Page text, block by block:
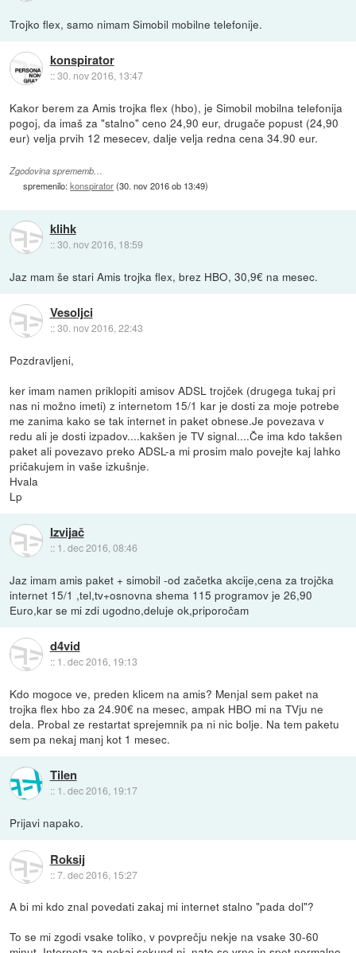
Trojko flex, samo nimam Simobil mobilne telefonije.
konspirator
::30. nov 2016, 13:47
Kakor berem za Amis trojka flex (hbo), je Simobil mobilna telefonija
pogoj, da imaš za "stalno" ceno 24,90 eur, drugače popust (24,90
eur) velja prvih 12 mesecev, dalje velja redna cena 34.90 eur.
Zgodovina sprememb…
spremenilo:konspirator(30. nov 2016 ob 13:49)
klihk
::30. nov 2016, 18:59
Jaz mam še stari Amis trojka flex, brez HBO, 30,9€ na mesec.
Vesoljci
::30. nov 2016, 22:43
Pozdravljeni,
ker imam namen priklopiti amisov ADSL trojček (drugega tukaj pri
nas ni možno imeti) z internetom 15/1 kar je dosti za moje potrebe
me zanima kako se tak internet in paket obnese.Je povezava v
redu ali je dosti izpadov....kakšen je TV signal....Če ima kdo takšen
paket ali povezavo preko ADSL-a mi prosim malo povejte kaj lahko
pričakujem in vaše izkušnje.
Hvala
Lp
Izvijač
:: 1. dec 2016, 08:46
Jaz imam amis paket + simobil -od začetka akcije,cena za trojčka
internet 15/1 ,tel,tv+osnovna shema 115 programov je 26,90
Euro,kar se mi zdi ugodno,deluje ok,priporočam
d4vid
:: 1. dec 2016, 19:13
Kdo mogoce ve, preden klicem na amis? Menjal sem paket na
trojka flex hbo za 24.90€ na mesec, ampak HBO mi na TVju ne
dela. Probal ze restartat sprejemnik pa ni nic bolje. Na tem paketu
sem pa nekaj manj kot 1 mesec.
Tilen
:: 1. dec 2016, 19:17
Prijavi napako.
Roksij
::7. dec 2016, 15:27
A bi mi kdo znal povedati zakaj mi internet stalno "pada dol"?
To se mi zgodi vsake toliko, v povprečju nekje na vsake 30-60